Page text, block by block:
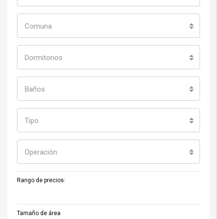
Comuna
Dormitorios
Baños
Tipo
Operación
Rango de precios:
Tamaño de área